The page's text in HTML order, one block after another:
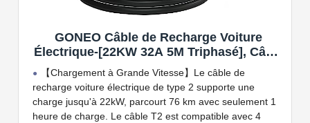
GONEO Câble de Recharge Voiture
Électrique-[22KW 32A 5M Triphasé], Câble
Type 2 à Type 2 EV/PHEV, Câble T2 avec
Sac de Transport, Compatible avec Model
3/S/X/Y, e-208, ID.5, E-Tron, IONIQ 5, Zoe,
etc
【Chargement à Grande Vitesse】Le câble de
recharge voiture électrique de type 2 supporte une
charge jusqu'à 22kW, parcourt 76 km avec seulement 1
heure de charge. Le câble T2 est compatible avec 4